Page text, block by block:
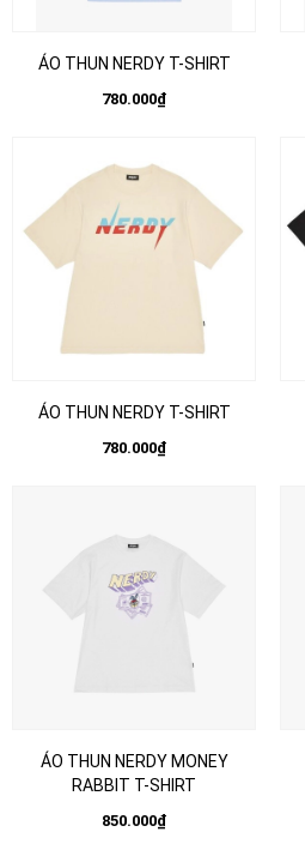
ÁO THUN NERDY T-SHIRT
780.000₫
ÁO THUN NERDY T-SHIRT
780.000₫
ÁO THUN NERDY MONEY
RABBIT T-SHIRT
850.000₫